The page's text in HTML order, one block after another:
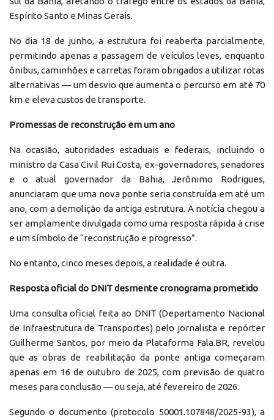
Espírito Santo e Minas Gerais.
No dia 18 de junho, a estrutura foi reaberta parcialmente,
permitindo apenas a passagem de veículos leves, enquanto
ônibus, caminhões e carretas foram obrigados a utilizar rotas
alternativas — um desvio que aumenta o percurso em até 70
km e eleva custos de transporte.
Promessas de reconstrução em um ano
Na ocasião, autoridades estaduais e federais, incluindo o
ministro da Casa Civil Rui Costa, ex-governadores, senadores
e o atual governador da Bahia, Jerônimo Rodrigues,
anunciaram que uma nova ponte seria construída em até um
ano, com a demolição da antiga estrutura. A notícia chegou a
ser amplamente divulgada como uma resposta rápida à crise
e um símbolo de “reconstrução e progresso”.
No entanto, cinco meses depois, a realidade é outra.
Resposta oficial do DNIT desmente cronograma prometido
Uma consulta oficial feita ao DNIT (Departamento Nacional
de Infraestrutura de Transportes) pelo jornalista e repórter
Guilherme Santos, por meio da Plataforma Fala.BR, revelou
que as obras de reabilitação da ponte antiga começaram
apenas em 16 de outubro de 2025, com previsão de quatro
meses para conclusão — ou seja, até fevereiro de 2026.
Segundo o documento (protocolo 50001.107848/2025-93), a